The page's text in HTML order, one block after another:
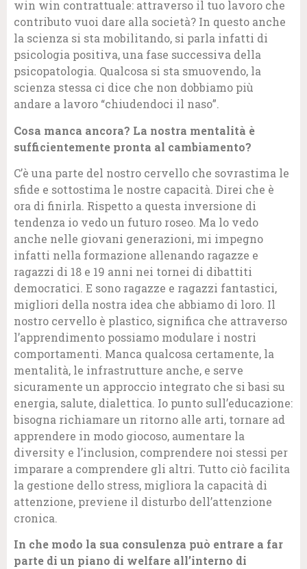
win win contrattuale: attraverso il tuo lavoro che
contributo vuoi dare alla società? In questo anche
la scienza si sta mobilitando, si parla infatti di
psicologia positiva, una fase successiva della
psicopatologia. Qualcosa si sta smuovendo, la
scienza stessa ci dice che non dobbiamo più
andare a lavoro “chiudendoci il naso”.
Cosa manca ancora? La nostra mentalità è
sufficientemente pronta al cambiamento?
C’è una parte del nostro cervello che sovrastima le
sfide e sottostima le nostre capacità. Direi che è
ora di finirla. Rispetto a questa inversione di
tendenza io vedo un futuro roseo. Ma lo vedo
anche nelle giovani generazioni, mi impegno
infatti nella formazione allenando ragazze e
ragazzi di 18 e 19 anni nei tornei di dibattiti
democratici. E sono ragazze e ragazzi fantastici,
migliori della nostra idea che abbiamo di loro. Il
nostro cervello è plastico, significa che attraverso
l’apprendimento possiamo modulare i nostri
comportamenti. Manca qualcosa certamente, la
mentalità, le infrastrutture anche, e serve
sicuramente un approccio integrato che si basi su
energia, salute, dialettica. Io punto sull’educazione:
bisogna richiamare un ritorno alle arti, tornare ad
apprendere in modo giocoso, aumentare la
diversity e l’inclusion, comprendere noi stessi per
imparare a comprendere gli altri. Tutto ciò facilita
la gestione dello stress, migliora la capacità di
attenzione, previene il disturbo dell’attenzione
cronica.
In che modo la sua consulenza può entrare a far
parte di un piano di welfare all’interno di